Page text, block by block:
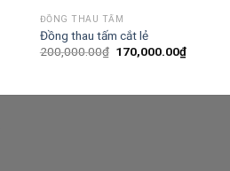
ĐỒNG THAU TẤM
Đồng thau tấm cắt lẻ
200,000.00₫ Giá
170,000.00₫Giá
hiện